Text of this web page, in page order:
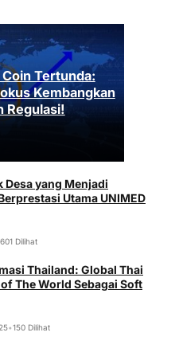
Coin Tertunda:
Kembangkan
Regulasi!
Desa yang Menjadi
Utama UNIMED
601 Dilihat
Thailand: Global Thai
The World Sebagai Soft
•150 Dilihat